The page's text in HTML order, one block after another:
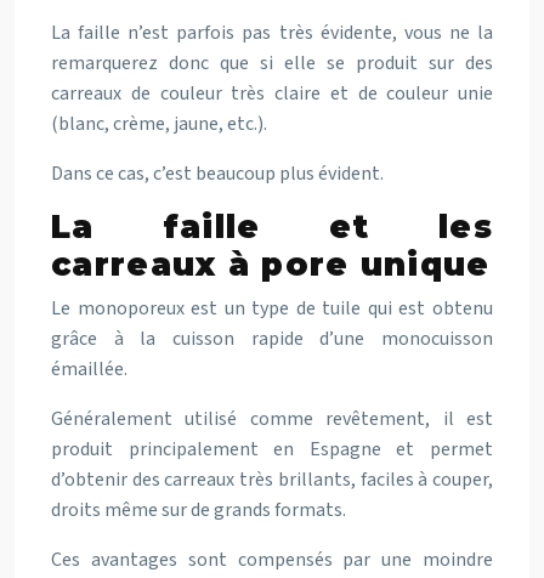
La faille n’est parfois pas très évidente, vous ne la
remarquerez donc que si elle se produit sur des
carreaux de couleur très claire et de couleur unie
(blanc, crème, jaune, etc.).
Dans ce cas, c’est beaucoup plus évident.
La faille et les
carreaux à pore unique
Le monoporeux est un type de tuile qui est obtenu
grâce à la cuisson rapide d’une monocuisson
émaillée.
Généralement utilisé comme revêtement, il est
produit principalement en Espagne et permet
d’obtenir des carreaux très brillants, faciles à couper,
droits même sur de grands formats.
Ces avantages sont compensés par une moindre